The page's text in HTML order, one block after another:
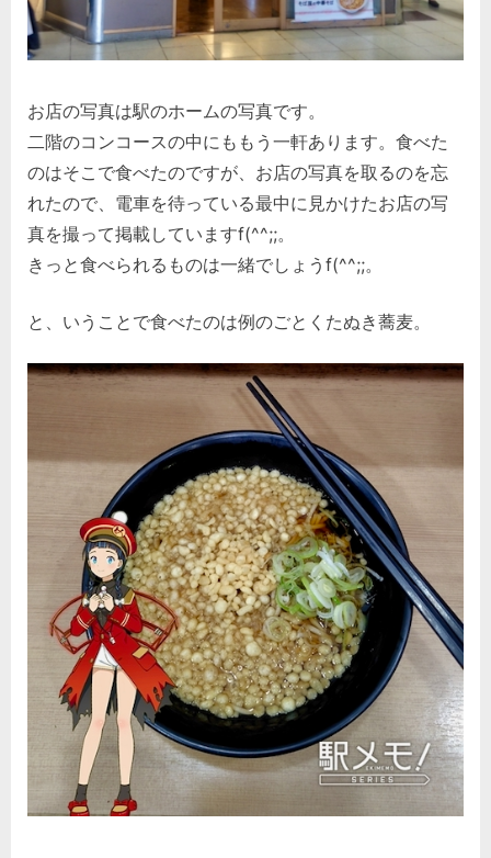
お店の写真は駅のホームの写真です。
二階のコンコースの中にももう一軒あります。食べた
のはそこで食べたのですが、お店の写真を取るのを忘
れたので、電車を待っている最中に見かけたお店の写
真を撮って掲載していますf(^^;;。
きっと食べられるものは一緒でしょうf(^^;;。
と、いうことで食べたのは例のごとくたぬき蕎麦。